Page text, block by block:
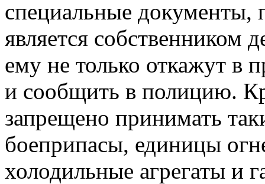
специальные
является собственником
ему не только откажут в
и сообщить в полицию.
запрещено принимать
боеприпасы, единицы
холодильные агрегаты и